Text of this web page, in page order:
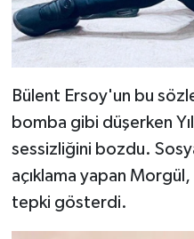
Bülent Ersoy'un bu
bomba gibi düşerken
sessizliğini bozdu.
açıklama yapan
tepki gösterdi.